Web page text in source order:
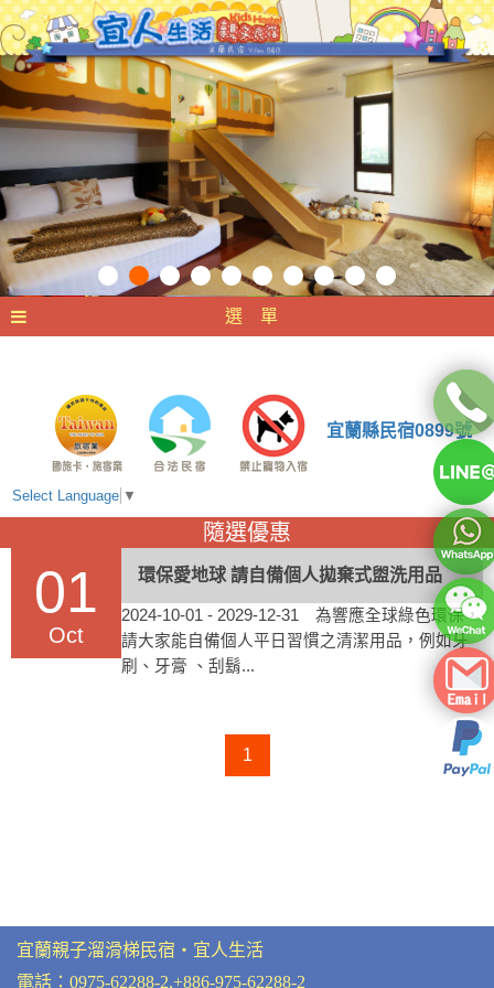
選 單
宜蘭縣民宿0899號
Select Language ▼
隨選優惠
01
Oct
環保愛地球 請自備個人拋棄式盥洗用品
2024-10-01 - 2029-12-31 為響應全球綠色環保，
請大家能自備個人平日習慣之清潔用品，例如牙
刷、牙膏 、刮鬍...
1
宜蘭親子溜滑梯民宿‧宜人生活
電話： 0975-62288-2,+886-975-62288-2